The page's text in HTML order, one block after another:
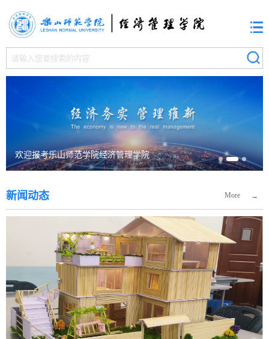
欢迎报考乐山师范学院经济管理学院
新闻动态 More →